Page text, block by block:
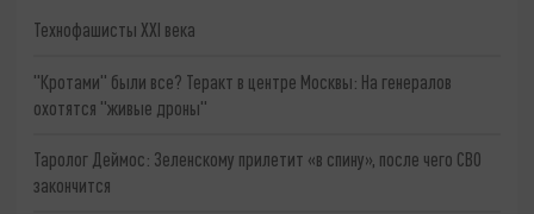
Технофашисты XXI века
"Кротами" были все? Теракт в центре Москвы: На генералов
охотятся "живые дроны"
Таролог Деймос: Зеленскому прилетит «в спину», после чего СВО
закончится